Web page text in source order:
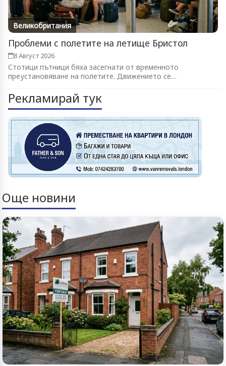
Великобритания
Проблеми с полетите на летище Бристол
8 Август 2026
Стотици пътници бяха засегнати от временното
преустановяване на полетите. Движението се
Рекламирай тук
Още новини